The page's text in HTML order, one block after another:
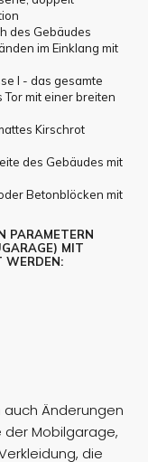
des Gebäudes
im Einklang mit
I - das gesamte
mit einer breiten
Kirschrot
des Gebäudes mit
Betonblöcken mit
PARAMETERN
MIT
WERDEN:
auch Änderungen
der Mobilgarage,
die